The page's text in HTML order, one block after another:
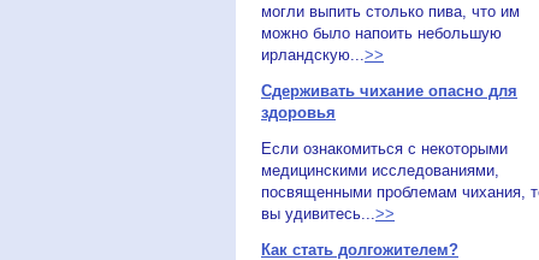
могли выпить столько пива, что им
можно было напоить небольшую
ирландскую...>>
Сдерживать чихание опасно для
здоровья
Если ознакомиться с некоторыми
медицинскими исследованиями,
посвященными проблемам чихания,
вы удивитесь...>>
Как стать долгожителем?